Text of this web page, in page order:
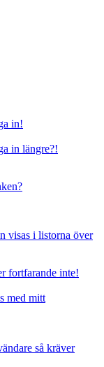
in!
in längre?!
visas i listorna över
fortfarande inte!
med mitt
så kräver